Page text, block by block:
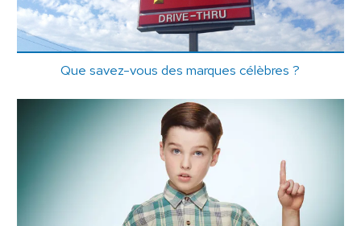
Que savez-vous des marques célèbres ?